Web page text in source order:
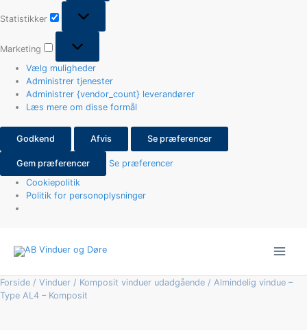
Statistikker
Marketing
Vælg muligheder
Administrer tjenester
Administrer {vendor_count} leverandører
Læs mere om disse formål
Godkend Afvis Se præferencer
Gem præferencer
Se præferencer
Cookiepolitik
Politik for personoplysninger
Forside / Vinduer / Komposit vinduer udadgående / Almindelig vindue –
Type AL4 – Komposit
vindue
AL4
-